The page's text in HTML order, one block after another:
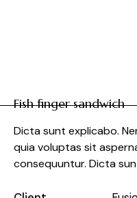
Fish finger sandwich
Dicta sunt explicabo.
quia voluptas sit
consequuntur. Dicta